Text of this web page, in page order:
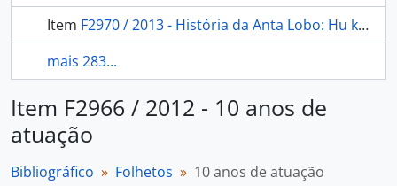
Item F2970 / 2013 - História da Anta Lobo: Hu kop pyxit ti Jarenxá.
mais 283...
Item F2966 / 2012 - 10 anos de
atuação
Bibliográfico Folhetos 10 anos de atuação